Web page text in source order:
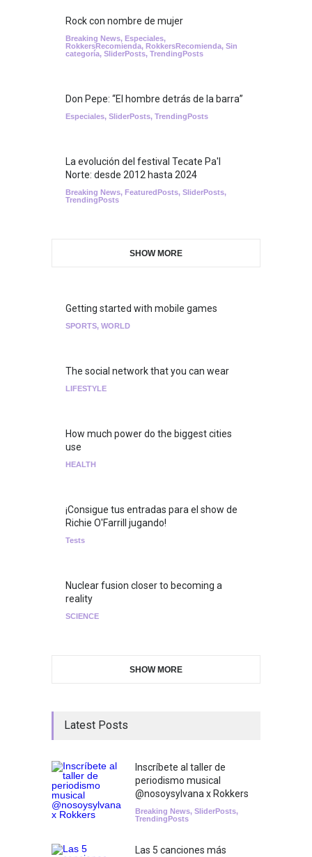
Rock con nombre de mujer
Breaking News, Especiales,
RokkersRecomienda, RokkersRecomienda, Sin
categoría, SliderPosts, TrendingPosts
Don Pepe: “El hombre detrás de la barra”
Especiales, SliderPosts, TrendingPosts
La evolución del festival Tecate Pa'l
Norte: desde 2012 hasta 2024
Breaking News, FeaturedPosts, SliderPosts,
TrendingPosts
SHOW MORE
Getting started with mobile games
SPORTS, WORLD
The social network that you can wear
LIFESTYLE
How much power do the biggest cities
use
HEALTH
¡Consigue tus entradas para el show de
Richie O'Farrill jugando!
Tests
Nuclear fusion closer to becoming a
reality
SCIENCE
SHOW MORE
Latest Posts
Inscríbete al taller de
periodismo musical
@nosoysylvana x Rokkers
Breaking News, SliderPosts,
TrendingPosts
Las 5 canciones más